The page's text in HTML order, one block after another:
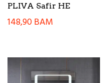
PLIVA Safir HE
148,90BAM